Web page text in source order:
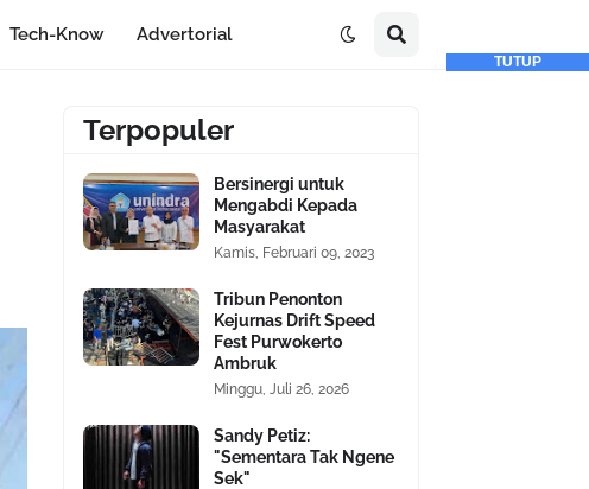
Tech-Know Advertorial
Terpopuler
Bersinergi untuk
Mengabdi Kepada
Masyarakat
Kamis, Februari 09, 2023
Tribun Penonton
Kejurnas Drift Speed
Fest Purwokerto
Ambruk
Minggu, Juli 26, 2026
Sandy Petiz:
"Sementara Tak Ngene
Sek"
TUTUP